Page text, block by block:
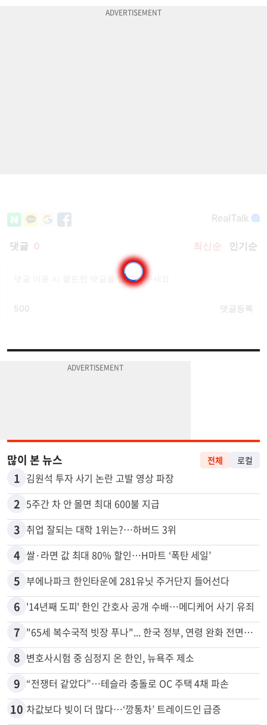
많이 본 뉴스
1 김원석 투자 사기 논란 고발 영상 파장
2 5주간 차 안 몰면 최대 600불 지급
3 취업 잘되는 대학 1위는?…하버드 3위
4 쌀·라면 값 최대 80% 할인…H마트 ‘폭탄 세일’
5 부에나파크 한인타운에 281유닛 주거단지 들어선다
6 '14년째 도피' 한인 간호사 공개 수배…메디케어 사기 유죄
7
8 변호사시험 중 심정지 온 한인, 뉴욕주 제소
9 “전쟁터 같았다”…테슬라 충돌로 OC 주택 4채 파손